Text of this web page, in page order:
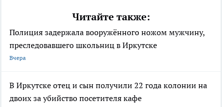
Читайте также:
Полиция задержала вооружённого ножом мужчину,
преследовавшего школьниц в Иркутске
Вчера
В Иркутске отец и сын получили 22 года колонии на
двоих за убийство посетителя кафе